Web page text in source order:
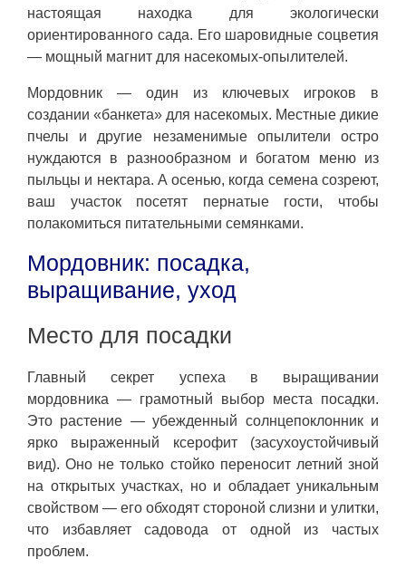
настоящая находка для экологически
ориентированного сада. Его шаровидные соцветия
— мощный магнит для насекомых-опылителей.
Мордовник — один из ключевых игроков в
создании «банкета» для насекомых. Местные дикие
пчелы и другие незаменимые опылители остро
нуждаются в разнообразном и богатом меню из
пыльцы и нектара. А осенью, когда семена созреют,
ваш участок посетят пернатые гости, чтобы
полакомиться питательными семянками.
Мордовник: посадка,
выращивание, уход
Место для посадки
Главный секрет успеха в выращивании
мордовника — грамотный выбор места посадки.
Это растение — убежденный солнцепоклонник и
ярко выраженный ксерофит (засухоустойчивый
вид). Оно не только стойко переносит летний зной
на открытых участках, но и обладает уникальным
свойством — его обходят стороной слизни и улитки,
что избавляет садовода от одной из частых
проблем.